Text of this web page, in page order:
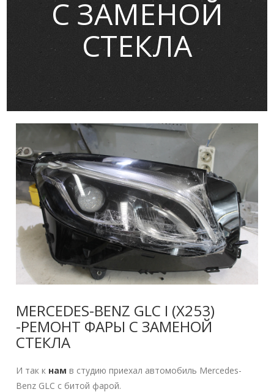
С ЗАМЕНОЙ
СТЕКЛА
MERCEDES-BENZ GLC I (X253)
-РЕМОНТ ФАРЫ С ЗАМЕНОЙ
СТЕКЛА
И так к нам в студию приехал автомобиль Mercedes-
Benz GLC с битой фарой.